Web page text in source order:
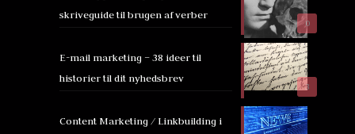
0
skriveguide til brugen af verber
3
E-mail marketing – 38 ideer til
historier til dit nyhedsbrev
Content Marketing / Linkbuilding i